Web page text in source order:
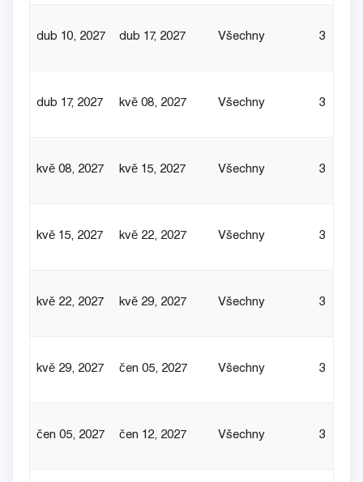
dub 10, 2027 dub 17, 2027 Všechny 3
dub 17, 2027 kvě 08, 2027 Všechny 3
kvě 08, 2027 kvě 15, 2027 Všechny 3
kvě 15, 2027 kvě 22, 2027 Všechny 3
kvě 22, 2027 kvě 29, 2027 Všechny 3
kvě 29, 2027 čen 05, 2027 Všechny 3
čen 05, 2027 čen 12, 2027 Všechny 3